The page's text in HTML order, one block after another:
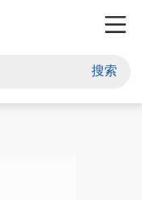
搜索